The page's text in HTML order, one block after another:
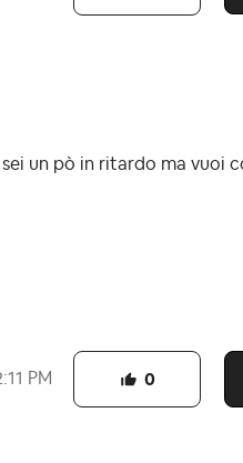
un pò in ritardo ma vuoi
PM 0